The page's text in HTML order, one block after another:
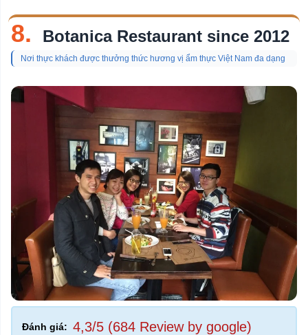
8. Botanica Restaurant since 2012
Nơi thực khách được thưởng thức hương vị ẩm thực Việt Nam đa dạng
Đánh giá: 4,3/5 (684 Review by google)